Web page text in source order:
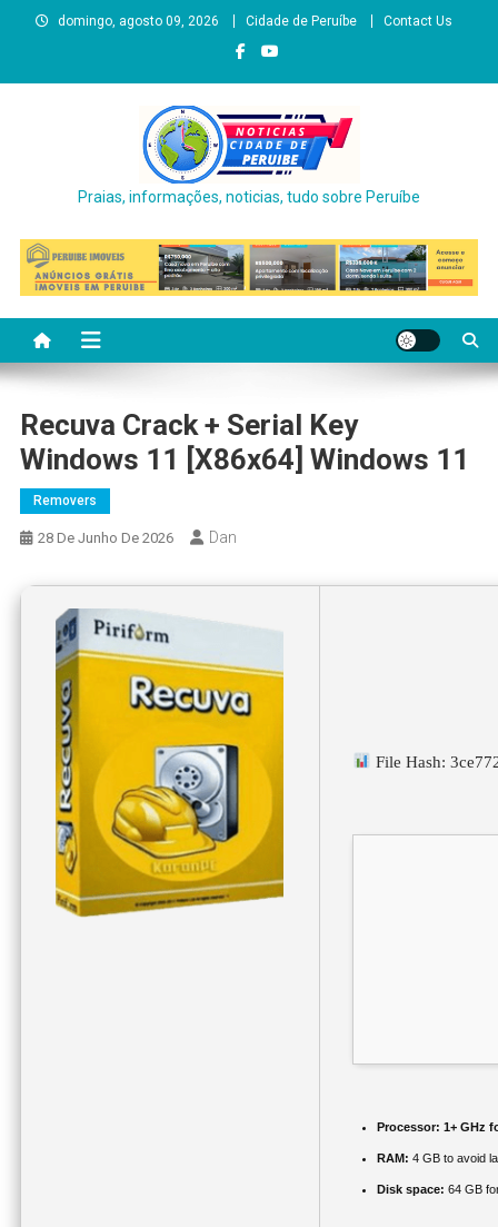
domingo, agosto 09, 2026 Cidade de Peruíbe Contact Us
Praias, informações, noticias, tudo sobre Peruíbe
Recuva Crack + Serial Key
Windows 11 [x86x64] Windows 11
Removers
28 De Junho De 2026 Dan
File Hash:
Processor: 1+ GHz
RAM: 4 GB to avoid
Disk space: 64 GB